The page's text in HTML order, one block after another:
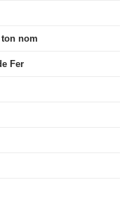
ton nom
Fer